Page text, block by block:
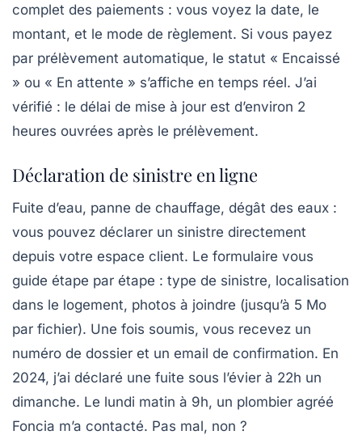
complet des paiements : vous voyez la date, le
montant, et le mode de règlement. Si vous payez
par prélèvement automatique, le statut « Encaissé
» ou « En attente » s’affiche en temps réel. J’ai
vérifié : le délai de mise à jour est d’environ 2
heures ouvrées après le prélèvement.
Déclaration de sinistre en ligne
Fuite d’eau, panne de chauffage, dégât des eaux :
vous pouvez déclarer un sinistre directement
depuis votre espace client. Le formulaire vous
guide étape par étape : type de sinistre, localisation
dans le logement, photos à joindre (jusqu’à 5 Mo
par fichier). Une fois soumis, vous recevez un
numéro de dossier et un email de confirmation. En
2024, j’ai déclaré une fuite sous l’évier à 22h un
dimanche. Le lundi matin à 9h, un plombier agréé
Foncia m’a contacté. Pas mal, non ?